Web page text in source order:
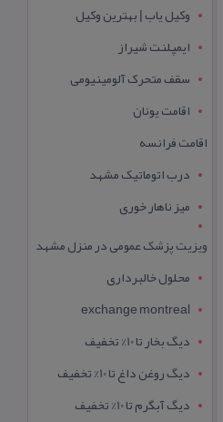
وکیل یاب | بهترین وکیل
ایمپلنت شیراز
سقف متحرک آلومینیومی
اقامت یونان
اقامت فرانسه
درب اتوماتیک مشهد
میز ناهار خوری
ویزیت پزشک عمومی در منزل مشهد
محلول خالبرداری
exchange montreal
دیگ بخار تا 10% تخفیف
دیگ روغن داغ تا 10% تخفیف
دیگ آبگرم تا 10% تخفیف